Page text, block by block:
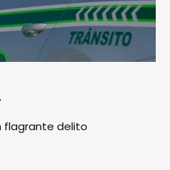
flagrante delito